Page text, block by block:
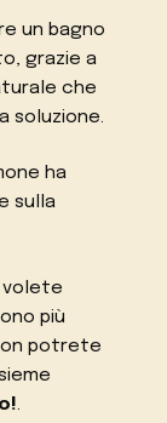
un bagno
grazie a
che
soluzione.
ha
sulla
volete
più
potrete
.